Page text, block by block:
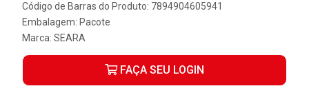
Código de Barras do Produto: 7894904605941
Embalagem: Pacote
Marca: SEARA
FAÇA SEU LOGIN